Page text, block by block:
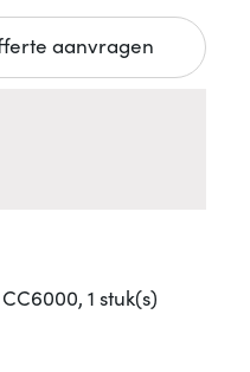
aanvragen
1 stuk(s)